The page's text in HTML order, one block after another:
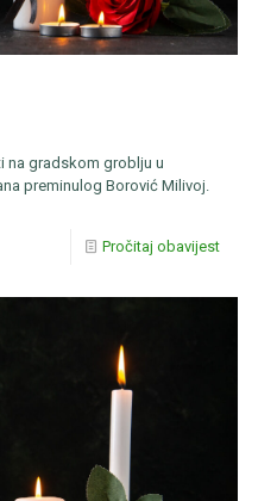
na gradskom groblju u
preminulog Borović Milivoj.
Pročitaj obavijest